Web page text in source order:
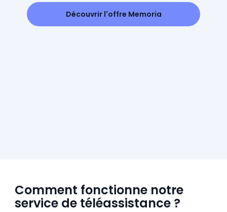
Découvrir l'offre Memoria
Comment fonctionne notre
service de téléassistance ?